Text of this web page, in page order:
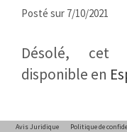
Posté sur 7/10/2021
Désolé, cet
disponible en
Avis Juridique Politique de